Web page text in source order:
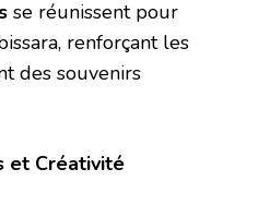
se réunissent pour
renforçant les
des souvenirs
et Créativité